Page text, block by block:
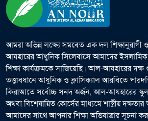
আমরা অভিন্ন লক্ষ্যে সমবেত এক দল শিক্ষানুরাগী
আযহারের আধুনিক সিলেবাসে আমাদের
শিক্ষা কার্যক্রমকে সাজিয়েছি। আল-আযহারের দক্ষ
তত্ত্বাবধানে আধুনিক ও ক্লাসিক্যাল আরবিতে
কিরাআতে সর্বোচ্চ সনদ অর্জন, আল-আযহারের স্কুল
অথবা বিশেষায়িত কোর্সের মাধ্যমে শাস্ত্রীয়
আমাদের সাথে আপনার শিক্ষা অভিযাত্রার সূচনা